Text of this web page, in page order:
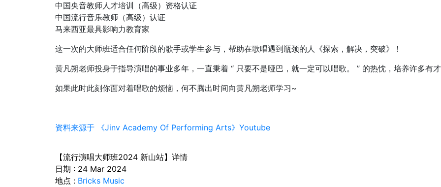
中国央音教师人才培训（高级）资格认证
中国流行音乐教师（高级）认证
马来西亚最具影响力教育家
这一次的大师班适合任何阶段的歌手或学生参与，帮助在歌唱遇到瓶颈的人《探索，解决，突破》！
黄凡朔老师投身于指导演唱的事业多年，一直秉着 “ 只要不是哑巴，就一定可以唱歌。 ” 的热忱，培养许多有
如果此时此刻你面对着唱歌的烦恼，何不腾出时间向黄凡朔老师学习~
资料来源于 《Jinv Academy Of Performing Arts》Youtube
【流行演唱大师班2024 新山站】详情
日期 : 24 Mar 2024
地点 : Bricks Music